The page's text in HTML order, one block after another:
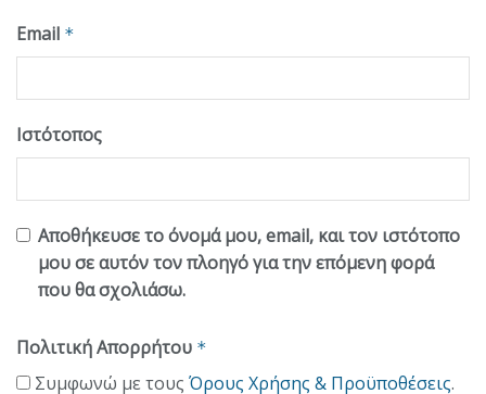
Email *
Ιστότοπος
Αποθήκευσε το όνομά μου, email, και τον ιστότοπο
μου σε αυτόν τον πλοηγό για την επόμενη φορά
που θα σχολιάσω.
Πολιτική Απορρήτου *
Συμφωνώ με τους Όρους Χρήσης & Προϋποθέσεις.